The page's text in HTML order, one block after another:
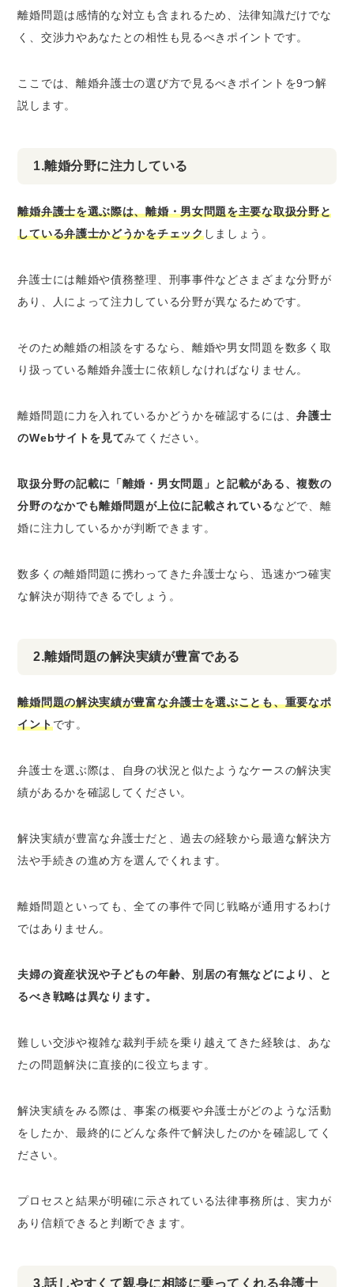
離婚問題は感情的な対立も含まれるため、法律知識だけでな
く、交渉力やあなたとの相性も見るべきポイントです。
ここでは、離婚弁護士の選び方で見るべきポイントを9つ解
説します。
1.離婚分野に注力している
離婚弁護士を選ぶ際は、離婚・男女問題を主要な取扱分野と
している弁護士かどうかをチェックしましょう。
弁護士には離婚や債務整理、刑事事件などさまざまな分野が
あり、人によって注力している分野が異なるためです。
そのため離婚の相談をするなら、離婚や男女問題を数多く取
り扱っている離婚弁護士に依頼しなければなりません。
離婚問題に力を入れているかどうかを確認するには、弁護士
のWebサイトを見てみてください。
取扱分野の記載に「離婚・男女問題」と記載がある、複数の
分野のなかでも離婚問題が上位に記載されているなどで、離
婚に注力しているかが判断できます。
数多くの離婚問題に携わってきた弁護士なら、迅速かつ確実
な解決が期待できるでしょう。
2.離婚問題の解決実績が豊富である
離婚問題の解決実績が豊富な弁護士を選ぶことも、重要なポ
イントです。
弁護士を選ぶ際は、自身の状況と似たようなケースの解決実
績があるかを確認してください。
解決実績が豊富な弁護士だと、過去の経験から最適な解決方
法や手続きの進め方を選んでくれます。
離婚問題といっても、全ての事件で同じ戦略が通用するわけ
ではありません。
夫婦の資産状況や子どもの年齢、別居の有無などにより、と
るべき戦略は異なります。
難しい交渉や複雑な裁判手続を乗り越えてきた経験は、あな
たの問題解決に直接的に役立ちます。
解決実績をみる際は、事案の概要や弁護士がどのような活動
をしたか、最終的にどんな条件で解決したのかを確認してく
ださい。
プロセスと結果が明確に示されている法律事務所は、実力が
あり信頼できると判断できます。
3.話しやすくて親身に相談に乗ってくれる弁護士